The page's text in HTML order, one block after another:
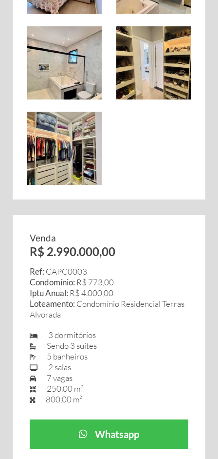
Venda
R$ 2.990.000,00
Ref: CAPC0003
Condomínio: R$ 773,00
Iptu Anual: R$ 4.000,00
Loteamento: Condomínio Residencial Terras
Alvorada
3 dormitórios
Sendo 3 suítes
5 banheiros
2 salas
7 vagas
250,00 m²
800,00 m²
Whatsapp